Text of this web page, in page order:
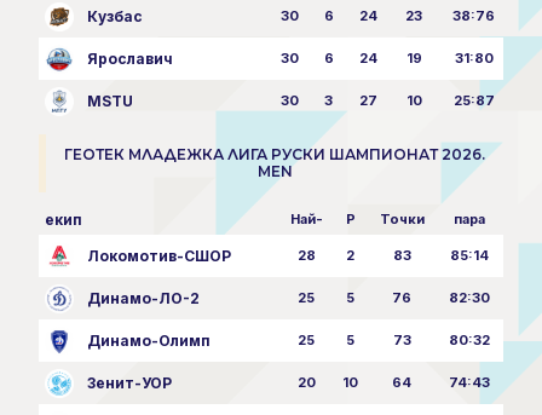
Кузбас 30 6 24 23 38:76
Ярославич 30 6 24 19 31:80
MSTU 30 3 27 10 25:87
ГЕОТЕК МЛАДЕЖКА ЛИГА РУСКИ ШАМПИОНАТ 2026.
MEN
екип Най- P Точки пара
Локомотив-СШОР 28 2 83 85:14
Динамо-ЛО-2 25 5 76 82:30
Динамо-Олимп 25 5 73 80:32
Зенит-УОР 20 10 64 74:43